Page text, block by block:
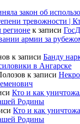
закон об
тревожности |
регионе к записи
армии за
к записи Банду
в Ангарске
к записи
Кто и как
Родины
Кто и как
Родины